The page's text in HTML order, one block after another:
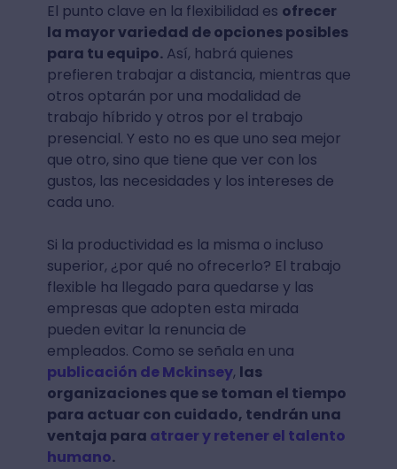
El punto clave en la flexibilidad es ofrecer
la mayor variedad de opciones posibles
para tu equipo.Así, habrá quienes
prefieren trabajar a distancia, mientras que
otros optarán por una modalidad de
trabajo híbrido y otros por el trabajo
presencial. Y esto no es que uno sea mejor
que otro, sino que tiene que ver con los
gustos, las necesidades y los intereses de
cada uno.
Si la productividad es la misma o incluso
superior, ¿por qué no ofrecerlo? El trabajo
flexible ha llegado para quedarse y las
empresas que adopten esta mirada
pueden evitar la renuncia de
empleados. Como se señala en una
publicación de Mckinsey, las
organizaciones que se toman el tiempo
para actuar con cuidado, tendrán una
ventaja para atraer y retener el talento
humano.